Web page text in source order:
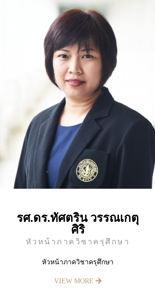
รศ.ดร.ทัศตริน วรรณเกตุ
ศิริ
หัวหน้าภาควิชาครุศึกษา
หัวหน้าภาควิชาครุศึกษา
VIEW MORE